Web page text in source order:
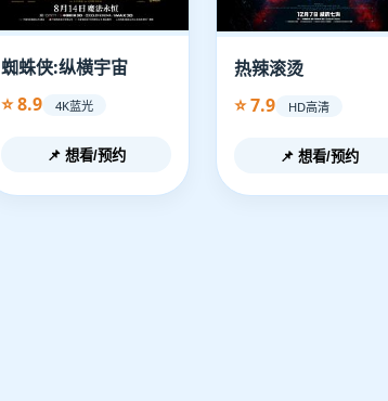
蜘蛛侠:纵横宇宙
⭐ 8.9
4K蓝光
📌 想看/预约
热辣滚烫
⭐ 7.9
HD高清
📌 想看/预约